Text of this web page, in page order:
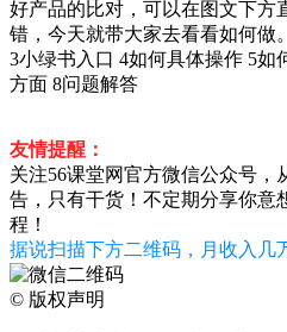
好产品的比对，可以在图文下方
错，今天就带大家去看看如何做
3小绿书入口 4如何具体操作 5如
方面 8问题解答
友情提醒：
关注56课堂网官方微信公众号，
告，只有干货！不定期分享你意
程！
据说扫描下方二维码，月收入几
© 版权声明